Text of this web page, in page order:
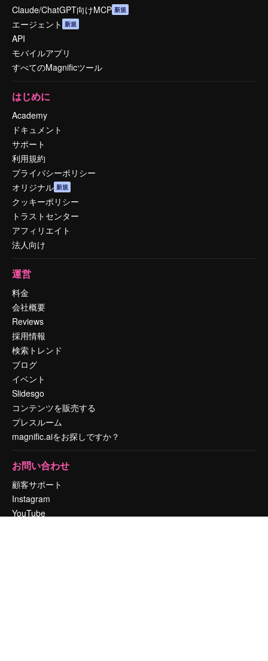
Claude/ChatGPT向けMCP 新規
エージェント 新規
API
モバイルアプリ
すべてのMagnificツール
はじめに
Academy
ドキュメント
サポート
利用規約
プライバシーポリシー
オリジナル 新規
クッキーポリシー
トラストセンター
アフィリエイト
法人向け
運営
料金
会社概要
Reviews
採用情報
検索トレンド
ブログ
イベント
Slidesgo
コンテンツを販売する
プレスルーム
magnific.aiをお探しですか？
お問い合わせ
顧客サポート
Instagram
YouTube